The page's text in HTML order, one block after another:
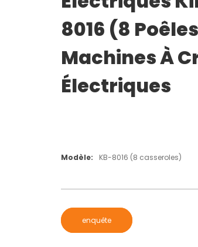
8016 (8
Machines À
Électriques
Modèle: KB-8016 (8 casseroles)
enquête